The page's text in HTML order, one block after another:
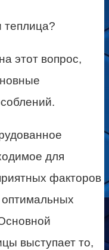
теплица?
этот вопрос,
для
факторов
выступает то,